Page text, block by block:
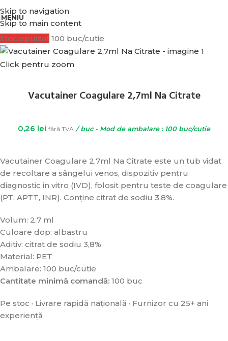
Skip to navigation
Skip to main content
MENIU
Stoc epuizat 100 buc/cutie
Click pentru zoom
Vacutainer Coagulare 2,7ml Na Citrate
0,26 lei fără TVA / buc - Mod de ambalare : 100 buc/cutie
Vacutainer Coagulare 2,7ml Na Citrate este un tub vidat
de recoltare a sângelui venos, dispozitiv pentru
diagnostic in vitro (IVD), folosit pentru teste de coagulare
(PT, APTT, INR). Conține citrat de sodiu 3,8%.
Volum: 2.7 ml
Culoare dop: albastru
Aditiv: citrat de sodiu 3,8%
Material: PET
Ambalare: 100 buc/cutie
Cantitate minimă comandă: 100 buc
Pe stoc · Livrare rapidă națională · Furnizor cu 25+ ani
experiență